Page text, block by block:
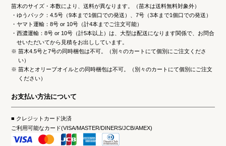
苗木のサイズ・本数により、送料が異なります。（苗木は送料無料対象外）
ゆうパック：4.5号（9本まで1個口での発送）、7号（3本まで1個口での発送）
ヤマト運輸：8号 or 10号（計4本までご注文可能）
西濃運輸：8号 or 10号（計5本以上）は、大型は配送になります関係で、お問合
せいただいてから見積をお出ししています。
※ 苗木4.5号と7号の同時梱包は不可。（別々のカートにて個別にご注文くださ
い）
※ 苗木とオリーブオイルとの同時梱包は不可。（別々のカートにて個別にご注文
ください）
お支払い方法について
クレジットカード決済
ご利用可能なカード(VISA/MASTER/DINERS/JCB/AMEX)